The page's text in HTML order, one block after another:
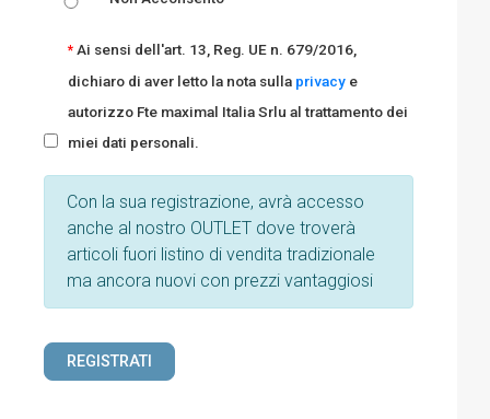
* Ai sensi dell'art. 13, Reg. UE n. 679/2016,
dichiaro di aver letto la nota sulla privacy e
autorizzo Fte maximal Italia Srlu al trattamento dei
miei dati personali.
Con la sua registrazione, avrà accesso
anche al nostro OUTLET dove troverà
articoli fuori listino di vendita tradizionale
ma ancora nuovi con prezzi vantaggiosi
REGISTRATI